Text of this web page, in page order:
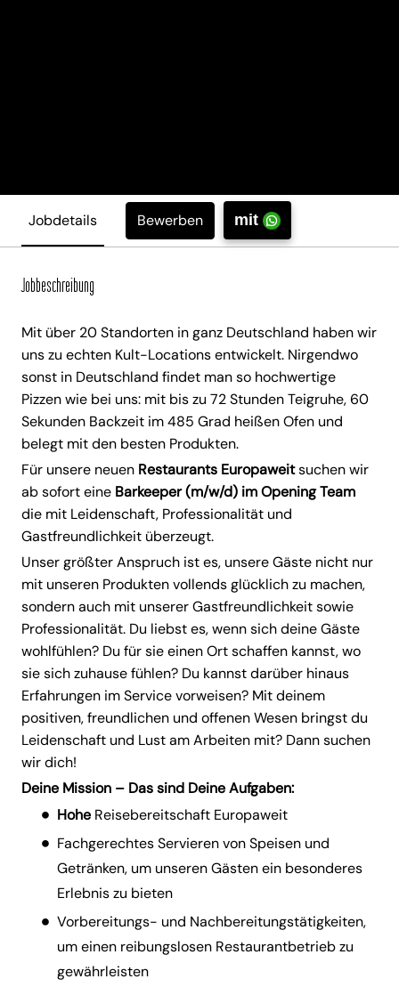
Jobdetails Bewerben mit
Jobbeschreibung
Mit über 20 Standorten in ganz Deutschland haben wir
uns zu echten Kult-Locations entwickelt. Nirgendwo
sonst in Deutschland findet man so hochwertige
Pizzen wie bei uns: mit bis zu 72 Stunden Teigruhe, 60
Sekunden Backzeit im 485 Grad heißen Ofen und
belegt mit den besten Produkten.
Für unsere neuen Restaurants Europaweitsuchen wir
ab sofort eine Barkeeper (m/w/d) im Opening Team
die mit Leidenschaft, Professionalität und
Gastfreundlichkeit überzeugt.
Unser größter Anspruch ist es, unsere Gäste nicht nur
mit unseren Produkten vollends glücklich zu machen,
sondern auch mit unserer Gastfreundlichkeit sowie
Professionalität. Du liebst es, wenn sich deine Gäste
wohlfühlen? Du für sie einen Ort schaffen kannst, wo
sie sich zuhause fühlen? Du kannst darüber hinaus
Erfahrungen im Service vorweisen? Mit deinem
positiven, freundlichen und offenen Wesen bringst du
Leidenschaft und Lust am Arbeiten mit? Dann suchen
wir dich!
Deine Mission – Das sind Deine Aufgaben:
Hohe Reisebereitschaft Europaweit
Fachgerechtes Servieren von Speisen und
Getränken, um unseren Gästen ein besonderes
Erlebnis zu bieten
Vorbereitungs- und Nachbereitungstätigkeiten,
um einen reibungslosen Restaurantbetrieb zu
gewährleisten